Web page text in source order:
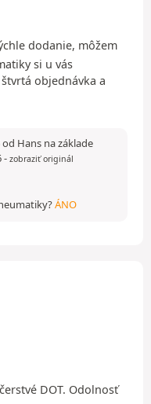
dodanie, môžem
si u vás
objednávka a
Hans na základe
- zobraziť originál
ÁNO
DOT. Odolnosť